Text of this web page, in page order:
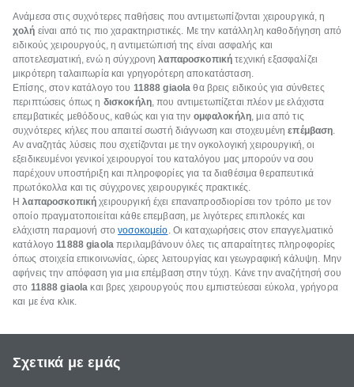
Ανάμεσα στις συχνότερες παθήσεις που αντιμετωπίζονται χειρουργικά, η
χολή είναι από τις πιο χαρακτηριστικές. Με την κατάλληλη καθοδήγηση από
ειδικούς χειρουργούς, η αντιμετώπισή της είναι ασφαλής και
αποτελεσματική, ενώ η σύγχρονηλαπαροσκοπική τεχνική εξασφαλίζει
μικρότερη ταλαιπωρία και γρηγορότερη αποκατάσταση.
Επίσης, στον κατάλογο του 11888 giaola θα βρεις ειδικούς για σύνθετες
περιπτώσεις όπως η δισκοκήλη, που αντιμετωπίζεται πλέον με ελάχιστα
επεμβατικές μεθόδους, καθώς και για την ομφαλοκήλη, μια από τις
συχνότερες κήλες που απαιτεί σωστή διάγνωση και στοχευμένηεπέμβαση.
Αν αναζητάς λύσεις που σχετίζονται με την ογκολογική χειρουργική, οι
εξειδικευμένοι γενικοί χειρουργοί του καταλόγου μας μπορούν να σου
παρέχουν υποστήριξη και πληροφορίες για τα διαθέσιμα θεραπευτικά
πρωτόκολλα και τις σύγχρονες χειρουργικές πρακτικές.
Ηλαπαροσκοπική χειρουργική έχει επαναπροσδιορίσει τον τρόπο με τον
οποίο πραγματοποιείται κάθε επεμβαση, με λιγότερες επιπλοκές και
ελάχιστη παραμονή στονοσοκομείο. Οι καταχωρήσεις στον επαγγελματικό
κατάλογο11888 giaolaπεριλαμβάνουν όλες τις απαραίτητες πληροφορίες
όπως στοιχεία επικοινωνίας, ώρες λειτουργίας και γεωγραφική κάλυψη. Μην
αφήνεις την απόφαση για μια επέμβαση στην τύχη. Κάνε την αναζήτησή σου
στο 11888 giaola και βρες χειρουργούς που εμπιστεύεσαι εύκολα, γρήγορα
και με ένα κλικ.
Σχετικά με εμάς